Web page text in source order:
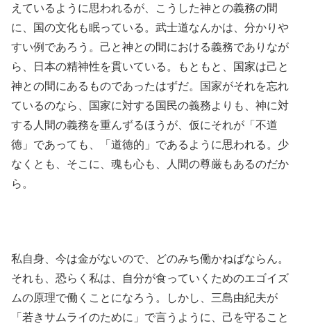
えているように思われるが、こうした神との義務の間
に、国の文化も眠っている。武士道なんかは、分かりや
すい例であろう。己と神との間における義務でありなが
ら、日本の精神性を貫いている。もともと、国家は己と
神との間にあるものであったはずだ。国家がそれを忘れ
ているのなら、国家に対する国民の義務よりも、神に対
する人間の義務を重んずるほうが、仮にそれが「不道
徳」であっても、「道徳的」であるように思われる。少
なくとも、そこに、魂も心も、人間の尊厳もあるのだか
ら。
私自身、今は金がないので、どのみち働かねばならん。
それも、恐らく私は、自分が食っていくためのエゴイズ
ムの原理で働くことになろう。しかし、三島由紀夫が
「若きサムライのために」で言うように、己を守ること